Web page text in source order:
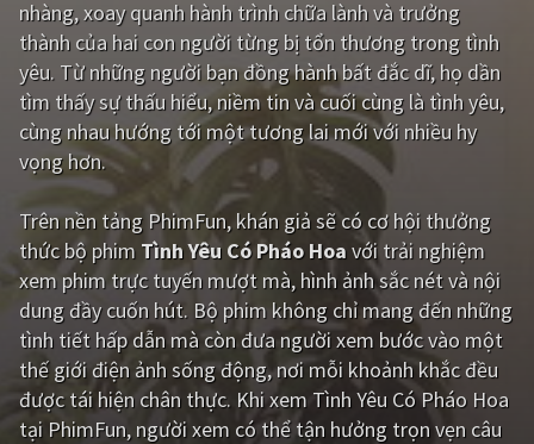
PHIM MỚI
PHIM BỘ
PHIM LẺ
PHIM CHIẾU RẠP
TUYỂN TẬP PHIM
BLOG
nhàng, xoay quanh hành trình chữa lành và trưởng
thành của hai con người từng bị tổn thương trong tình
yêu. Từ những người bạn đồng hành bất đắc dĩ, họ dần
tìm thấy sự thấu hiểu, niềm tin và cuối cùng là tình yêu,
cùng nhau hướng tới một tương lai mới với nhiều hy
vọng hơn.
Trên nền tảng PhimFun, khán giả sẽ có cơ hội thưởng
thức bộ phim Tình Yêu Có Pháo Hoavới trải nghiệm
xem phim trực tuyến mượt mà, hình ảnh sắc nét và nội
dung đầy cuốn hút. Bộ phim không chỉ mang đến những
tình tiết hấp dẫn mà còn đưa người xem bước vào một
thế giới điện ảnh sống động, nơi mỗi khoảnh khắc đều
được tái hiện chân thực. Khi xem Tình Yêu Có Pháo Hoa
tại PhimFun, người xem có thể tận hưởng trọn vẹn câu